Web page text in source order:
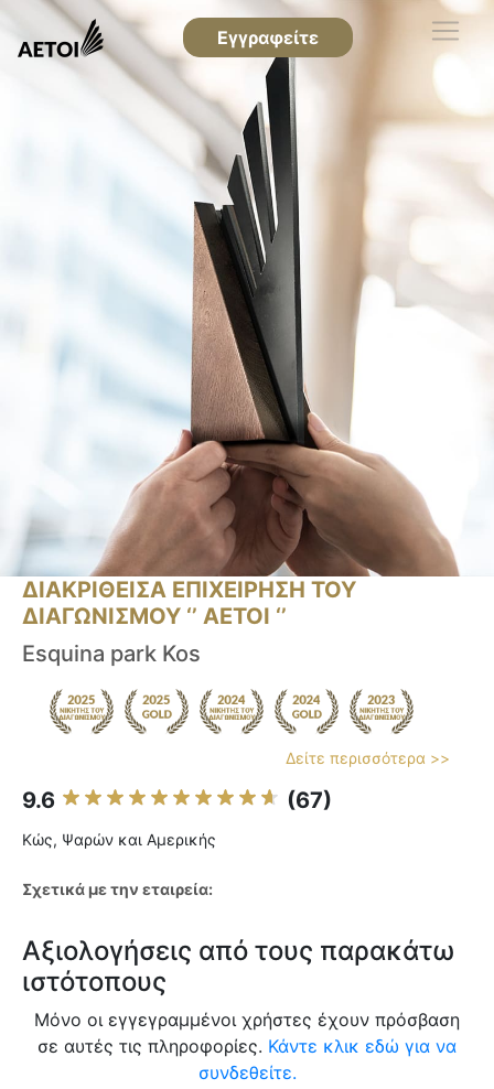
Εγγραφείτε
ΔΙΑΚΡΙΘΕΙΣΑ ΕΠΙΧΕΙΡΗΣΗ ΤΟΥ
ΔΙΑΓΩΝΙΣΜΟΥ ‘’ ΑΕΤΟΙ ‘’
Esquina park Kos
Δείτε περισσότερα >>
9.6 (67)
Κώς, Ψαρών και Αμερικής
Σχετικά με την εταιρεία:
Αξιολογήσεις από τους παρακάτω
ιστότοπους
Μόνο οι εγγεγραμμένοι χρήστες έχουν πρόσβαση
σε αυτές τις πληροφορίες. Κάντε κλικ εδώ για να
συνδεθείτε.